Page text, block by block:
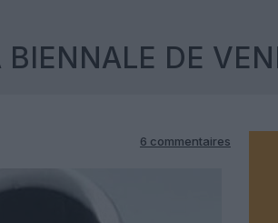
DE
6 commentaires